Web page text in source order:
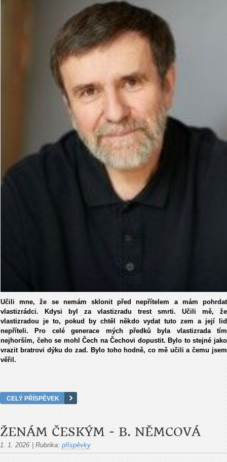
Učili mne, že se nemám sklonit před nepřítelem a mám pohrdat
vlastizrádci. Kdysi byl za vlastizradu trest smrti. Učili mě, že
vlastizradou je to, pokud by chtěl někdo vydat tuto zem a její lid
nepříteli. Pro celé generace mých předků byla vlastizrada tím
nejhorším, čeho se mohl Čech na Čechovi dopustit. Bylo to stejné jako
vrazit bratrovi dýku do zad. Bylo toho hodně, co mě učili a čemu jsem
věřil.
CELÝ PŘÍSPĚVEK
ŽENÁM ČESKÝM - B. NĚMCOVÁ
1. 1. 2026 | Rubrika: příspěvky